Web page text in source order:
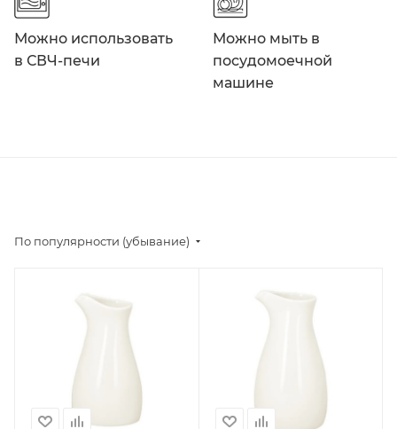
Можно использовать
в СВЧ-печи
Можно мыть в
посудомоечной
машине
По популярности (убывание)